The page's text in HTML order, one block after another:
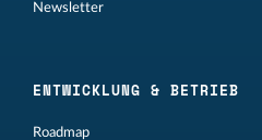
Newsletter
ENTWICKLUNG & BETRIEB
Roadmap